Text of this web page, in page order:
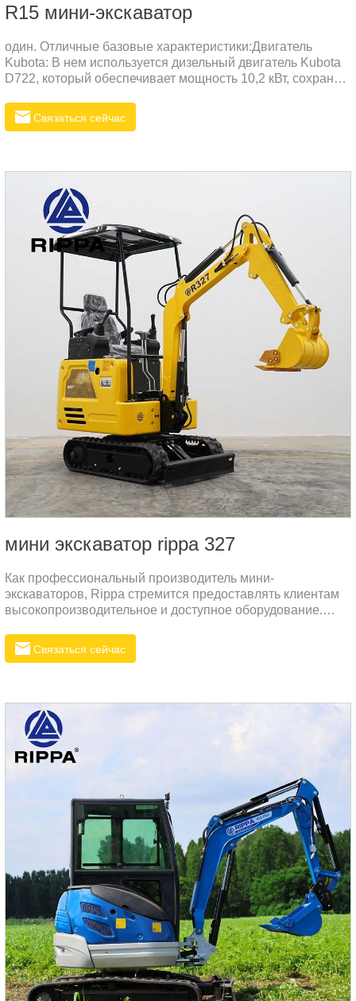
R15 мини-экскаватор
один. Отличные базовые характеристики:Двигатель
Kubota: В нем используется дизельный двигатель Kubota
D722, который обеспечивает мощность 10,2 кВт, сохраняя
низкий уровень шума, с учетом экологических
показателей.Компактная конструкция: высокая
средах.два.
Связаться сейчас
мини экскаватор rippa 327
Как профессиональный производитель мини-
экскаваторов, Rippa стремится предоставлять клиентам
высокопроизводительное и доступное оборудование.
конкурентов в технологиях, но и обеспечивает клиентам
значительные ценовые преимущества благодаря модели
сложным условиям работы.
Связаться сейчас